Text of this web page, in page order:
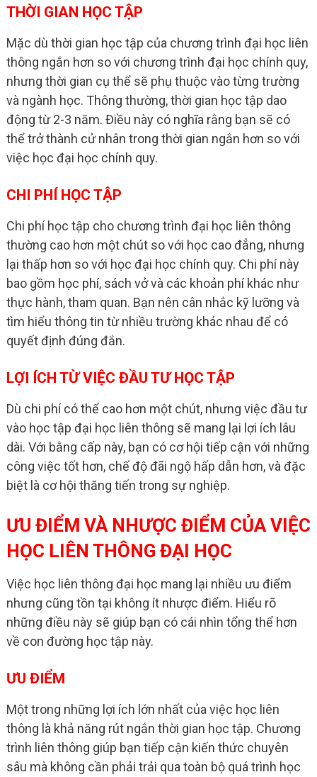
THỜI GIAN HỌC TẬP
Mặc dù thời gian học tập của chương trình đại học liên
thông ngắn hơn so với chương trình đại học chính quy,
nhưng thời gian cụ thể sẽ phụ thuộc vào từng trường
và ngành học. Thông thường, thời gian học tập dao
động từ 2-3 năm. Điều này có nghĩa rằng bạn sẽ có
thể trở thành cử nhân trong thời gian ngắn hơn so với
việc học đại học chính quy.
CHI PHÍ HỌC TẬP
Chi phí học tập cho chương trình đại học liên thông
thường cao hơn một chút so với học cao đẳng, nhưng
lại thấp hơn so với học đại học chính quy. Chi phí này
bao gồm học phí, sách vở và các khoản phí khác như
thực hành, tham quan. Bạn nên cân nhắc kỹ lưỡng và
tìm hiểu thông tin từ nhiều trường khác nhau để có
quyết định đúng đắn.
LỢI ÍCH TỪ VIỆC ĐẦU TƯ HỌC TẬP
Dù chi phí có thể cao hơn một chút, nhưng việc đầu tư
vào học tập đại học liên thông sẽ mang lại lợi ích lâu
dài. Với bằng cấp này, bạn có cơ hội tiếp cận với những
công việc tốt hơn, chế độ đãi ngộ hấp dẫn hơn, và đặc
biệt là cơ hội thăng tiến trong sự nghiệp.
ƯU ĐIỂM VÀ NHƯỢC ĐIỂM CỦA VIỆC
HỌC LIÊN THÔNG ĐẠI HỌC
Việc học liên thông đại học mang lại nhiều ưu điểm
nhưng cũng tồn tại không ít nhược điểm. Hiểu rõ
những điều này sẽ giúp bạn có cái nhìn tổng thể hơn
về con đường học tập này.
ƯU ĐIỂM
Một trong những lợi ích lớn nhất của việc học liên
thông là khả năng rút ngắn thời gian học tập. Chương
trình liên thông giúp bạn tiếp cận kiến thức chuyên
sâu mà không cần phải trải qua toàn bộ quá trình học